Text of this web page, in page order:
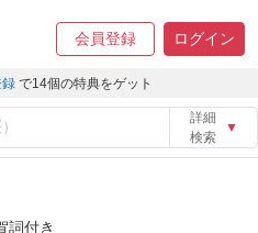
会員登録 ログイン
録 で14個の特典をゲット
詳細
検索
▼
詞付き